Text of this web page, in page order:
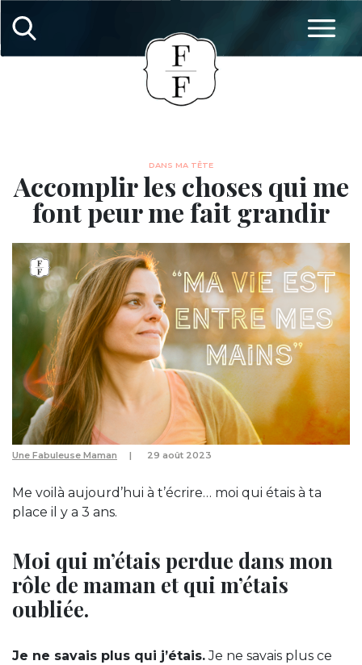
DANS MA TÊTE
Accomplir les choses qui me
font peur me fait grandir
Une Fabuleuse Maman 29 août 2023
Me voilà aujourd’hui à t’écrire… moi qui étais à ta
place il y a 3 ans.
Moi qui m’étais perdue dans mon
rôle de maman et qui m’étais
oubliée.
Je ne savais plus qui j’étais.Je ne savais plus ce